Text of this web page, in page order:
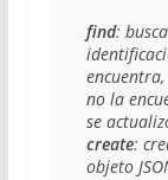
find:
no la
create:
objeto